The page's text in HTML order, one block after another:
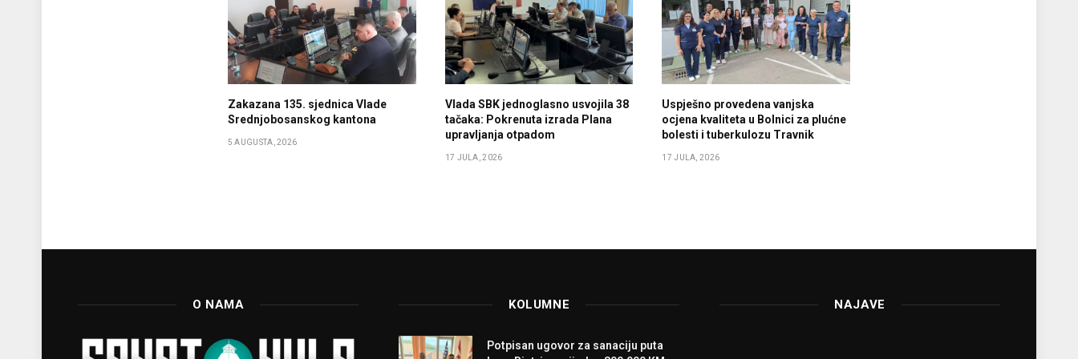
Zakazana 135. sjednica Vlade
Srednjobosanskog kantona
5 AUGUSTA, 2026
Vlada SBK jednoglasno usvojila 38
tačaka: Pokrenuta izrada Plana
upravljanja otpadom
17 JULA, 2026
Uspješno provedena vanjska
ocjena kvaliteta u Bolnici za plućne
bolesti i tuberkulozu Travnik
17 JULA, 2026
O NAMA KOLUMNE
Potpisan ugovor za sanaciju puta
NAJAVE